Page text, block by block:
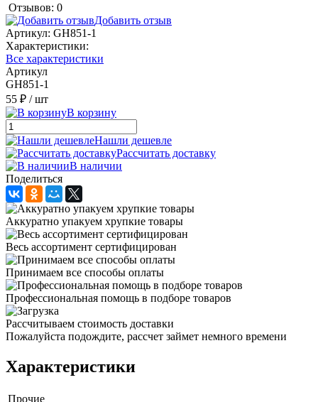
Отзывов: 0
Добавить отзыв
Артикул: GH851-1
Характеристики:
Все характеристики
Артикул
GH851-1
55 ₽ / шт
В корзину
Нашли дешевле
Рассчитать доставку
В наличии
Поделиться
Аккуратно упакуем хрупкие товары
Весь ассортимент сертифицирован
Принимаем все способы оплаты
Профессиональная помощь в подборе товаров
Рассчитываем стоимость доставки
Пожалуйста подождите, рассчет займет немного времени
Характеристики
Прочие